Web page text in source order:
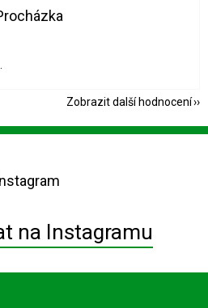
je 1 z 5 hvězdiček.
Zobrazit další hodnocení
na Instagramu